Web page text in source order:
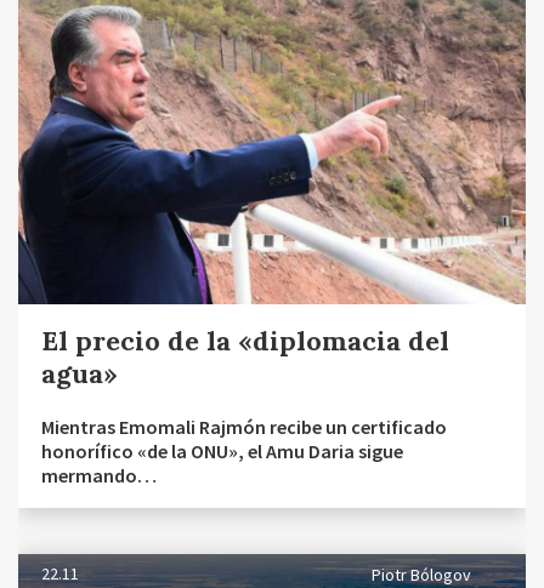
El precio de la «diplomacia del
agua»
Mientras Emomali Rajmón recibe un certificado
honorífico «de la ONU», el Amu Daria sigue
mermando…
22.11 Piotr Bólogov